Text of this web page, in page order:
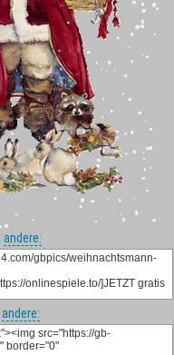
andere:
andere: